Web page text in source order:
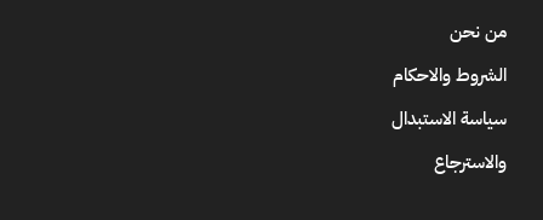
من نحن
الشروط والاحكام
سياسة الاستبدال
والاسترجاع